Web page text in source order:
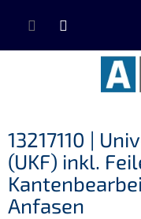
Inhalt
13217110 |
(UKF) inkl.
Anfasen